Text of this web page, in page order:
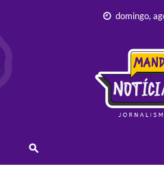
content
domingo,